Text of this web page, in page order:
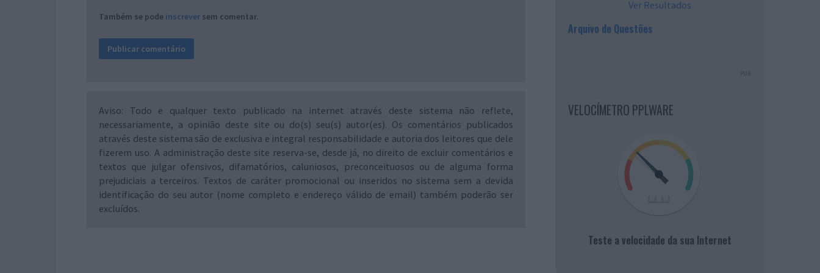
Também se pode inscrever sem comentar.
Aviso: Todo e qualquer texto publicado na internet através deste sistema não reflete,
necessariamente, a opinião deste site ou do(s) seu(s) autor(es). Os comentários publicados
através deste sistema são de exclusiva e integral responsabilidade e autoria dos leitores que dele
fizerem uso. A administração deste site reserva-se, desde já, no direito de excluir comentários e
textos que julgar ofensivos, difamatórios, caluniosos, preconceituosos ou de alguma forma
prejudiciais a terceiros. Textos de caráter promocional ou inseridos no sistema sem a devida
identificação do seu autor (nome completo e endereço válido de email) também poderão ser
excluídos.
Ver Resultados
Arquivo de Questões
PUB
VELOCÍMETRO PPLWARE
Teste a velocidade da sua Internet